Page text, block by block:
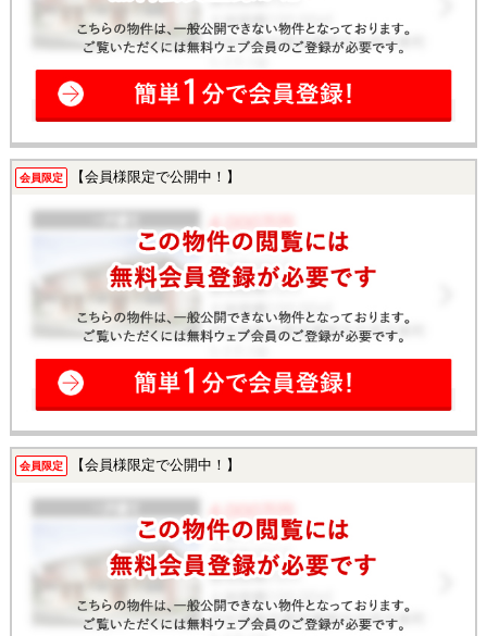
会員限定 【会員様限定で公開中！】
会員限定 【会員様限定で公開中！】